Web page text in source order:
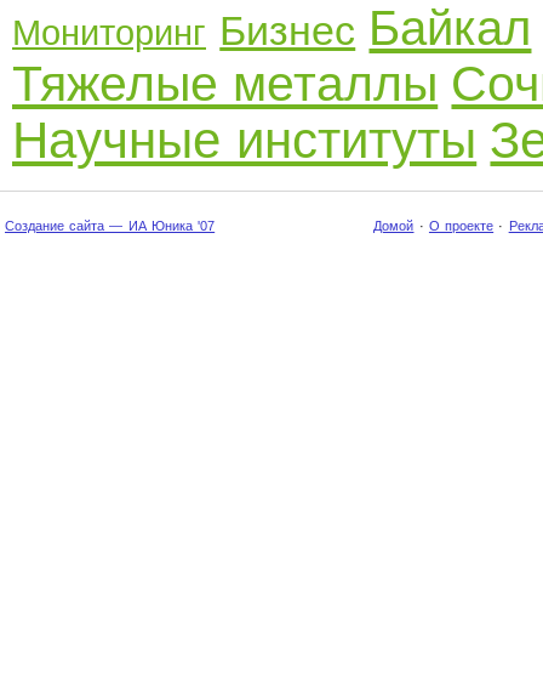
Мониторинг Бизнес Байкал
Тяжелые металлы
Научные институты
Создание сайта — ИА Юника '07 Домой · О проекте ·